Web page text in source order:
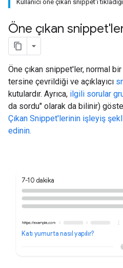
Kullanıcı öne çıkan snippet'i
Öne çıkan
Öne çıkan snippet'ler, normal
tersine çevrildiği ve açıklayıcı
kutulardır. Ayrıca, ilgili sorular
da sordu" olarak da bilinir)
Çıkan Snippet'lerinin işleyiş
edinin.
7-10 dakika
Katı yumurta nasıl yapılır?